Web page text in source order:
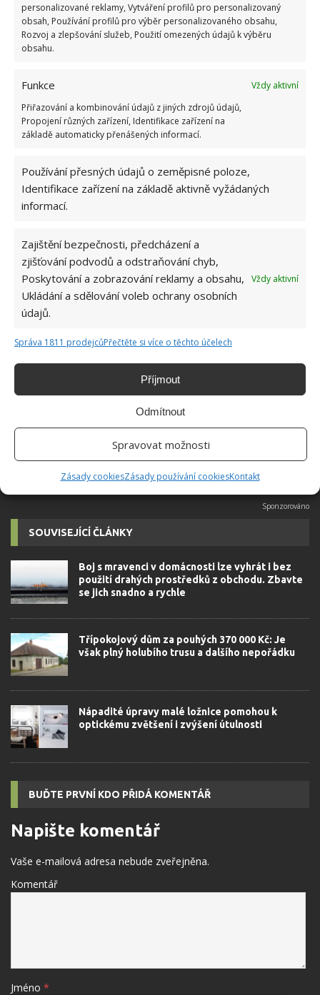
personalizované reklamy, Vytváření profilů pro personalizovaný
obsah, Používání profilů pro výběr personalizovaného obsahu,
Rozvoj a zlepšování služeb, Použití omezených údajů k výběru
obsahu.
Funkce
Vždy aktivní
Přiřazování a kombinování údajů z jiných zdrojů údajů,
Propojení různých zařízení, Identifikace zařízení na
základě automaticky přenášených informací.
Používání přesných údajů o zeměpisné poloze,
Identifikace zařízení na základě aktivně vyžádaných
informací.
Zajištění bezpečnosti, předcházení a
zjišťování podvodů a odstraňování chyb,
Poskytování a zobrazování reklamy a obsahu,
Ukládání a sdělování voleb ochrany osobních
údajů.
Vždy aktivní
Správa 1811 prodejcůPřečtěte si více o těchto účelech
Příjmout
Odmítnout
Spravovat možnosti
Zásady cookiesZásady používání cookiesKontakt
BYDLENÍ
Přidejte svůj názor
KOMENTOVAT
Hana Musilová
přidala během svých studií a práce
rozhodla zůstat. Její v...
autorovi]
SOUVISEJÍCÍ ČLÁNKY
Boj s mravenci v domácnosti lze vyhrát i bez
použití drahých prostředků z obchodu. Zbavte
se jich snadno a rychle
Třípokojový dům za pouhých 370 000 Kč: Je
však plný holubího trusu a dalšího nepořádku
Nápadité úpravy malé ložnice pomohou k
optickému zvětšení i zvýšení útulnosti
BUĎTE PRVNÍ KDO PŘIDÁ KOMENTÁŘ
Napište komentář
Vaše e-mailová adresa nebude zveřejněna.
Komentář
Jméno *